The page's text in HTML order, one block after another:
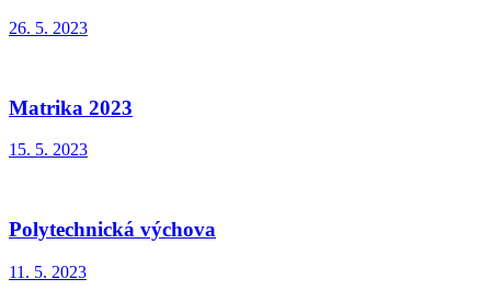
26. 5. 2023
Matrika 2023
15. 5. 2023
Polytechnická výchova
11. 5. 2023